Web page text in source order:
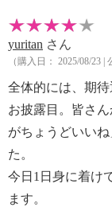
yuritan さん
（購入日： 2025/08/23 |
全体的には、期
お披露目。皆さ
がちょうどいい
た。
今日1日身に着け
ます。